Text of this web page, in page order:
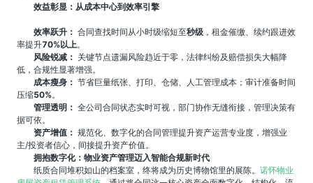
效益彰显：从成本中心到效率引擎
效率跃升： 合同查找时间从小时级缩短至秒级 ，租金催缴、续约跟进效
率提升70%以上。
风险锐减： 关键节点遗漏风险趋近于零，法律纠纷及赔偿损失大幅降
低，合规性显著增强。
成本瘦身： 节省巨量纸张、打印、仓储、人工管理成本；审计准备时间
压缩50%。
管理透明： 全公司合同状态实时可视，部门协作无缝衔接，管理决策有
据可依。
资产增值： 规范化、数字化的合同管理提升资产运营专业度，增强业
主/投资者信心，间接提升资产价值。
拥抱数字化：物业资产管理迈入智能合规新时代
纸质合同堆积如山的档案室，终将成为历史博物馆里的展陈。 诺怀物业